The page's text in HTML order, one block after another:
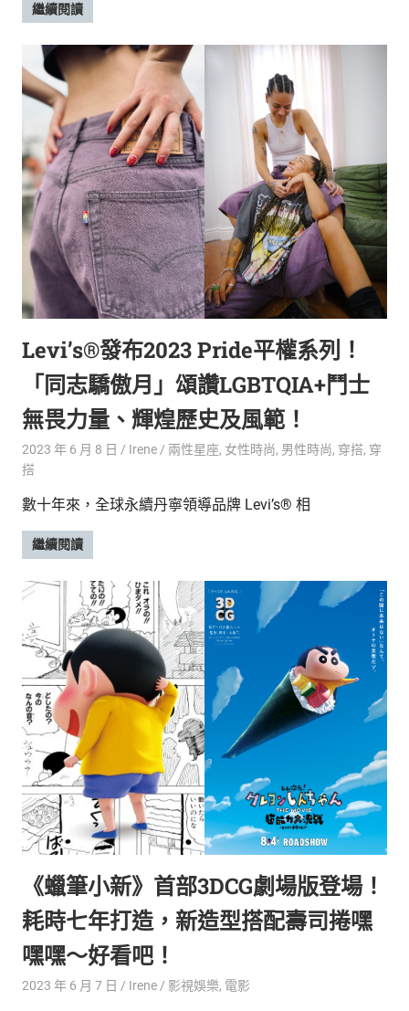
找
屬
的
態
度。
繼續閱讀
Levi’s®發布2023 Pride平權系列！
「同志驕傲月」頌讚LGBTQIA+鬥士
無畏力量、輝煌歷史及風範！
2023 年 6 月 8 日 Irene 兩性星座, 女性時尚, 男性時尚, 穿搭, 穿
搭
數十年來，全球永續丹寧領導品牌 Levi’s® 相
繼續閱讀
《蠟筆小新》首部3DCG劇場版登場！
耗時七年打造，新造型搭配壽司捲嘿
嘿嘿～好看吧！
2023 年 6 月 7 日 Irene 影視娛樂, 電影